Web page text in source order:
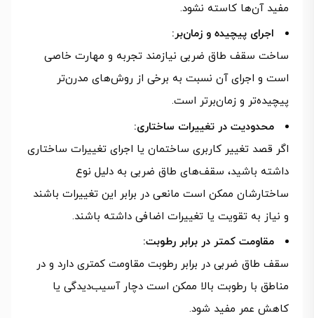
مفید آن‌ها کاسته نشود.
اجرای پیچیده و زمان‌بر:
ساخت سقف طاق ضربی نیازمند تجربه و مهارت خاصی
است و اجرای آن نسبت به برخی از روش‌های مدرن‌تر
پیچیده‌تر و زمان‌برتر است.
محدودیت در تغییرات ساختاری:
اگر قصد تغییر کاربری ساختمان یا اجرای تغییرات ساختاری
داشته باشید، سقف‌های طاق ضربی به دلیل نوع
ساختارشان ممکن است مانعی در برابر این تغییرات باشند
و نیاز به تقویت یا تغییرات اضافی داشته باشند.
مقاومت کمتر در برابر رطوبت:
سقف طاق ضربی در برابر رطوبت مقاومت کمتری دارد و در
مناطق با رطوبت بالا ممکن است دچار آسیب‌دیدگی یا
کاهش عمر مفید شود.